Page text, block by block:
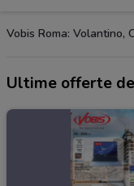
Vobis Roma: Volantino,
Ultime offerte